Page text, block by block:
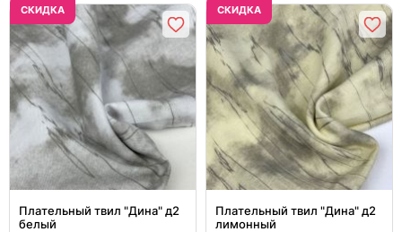
CКИДКА
Плательный твил "Дина" д2
белый
CКИДКА
Плательный твил "Дина" д2
лимонный